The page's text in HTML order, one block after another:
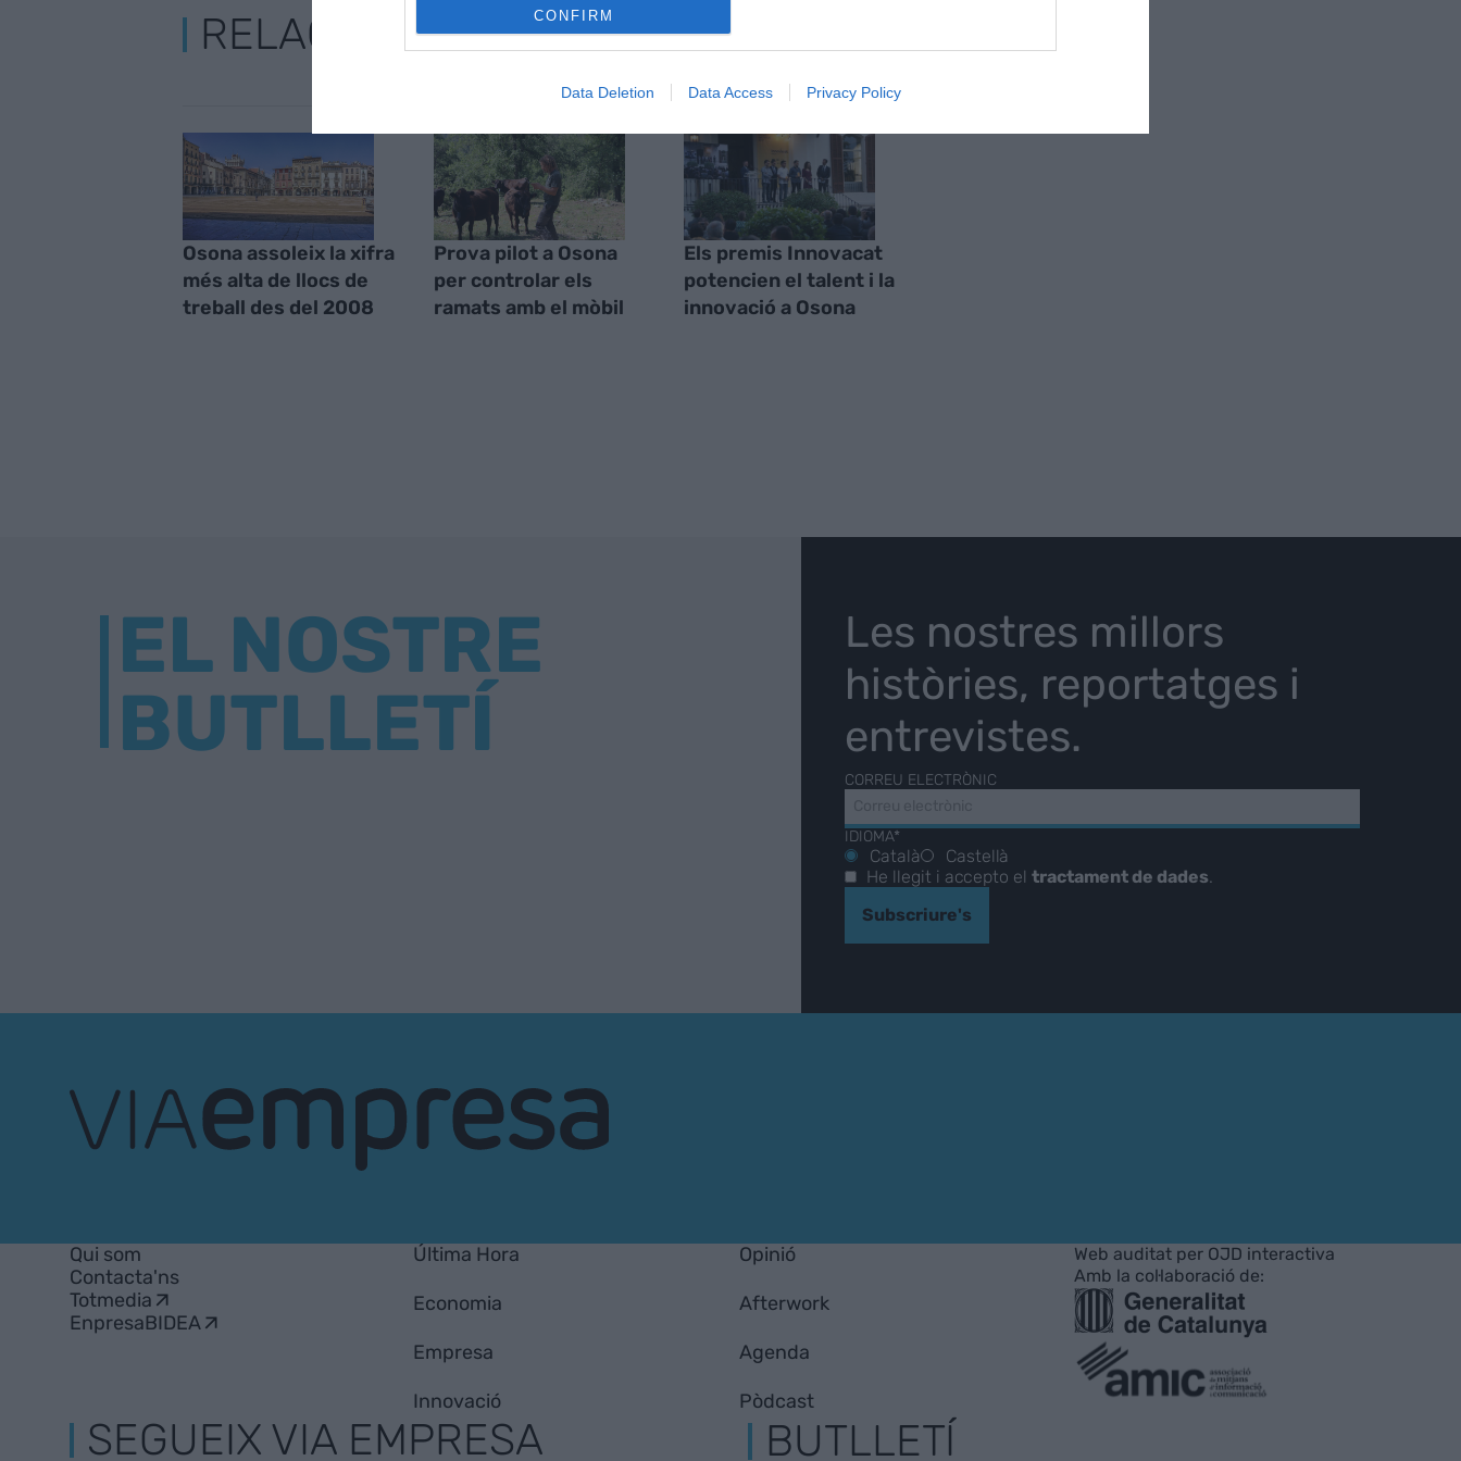
CONFIRM
Data Deletion Data Access Privacy Policy
RELACIONADES
Osona assoleix la xifra
més alta de llocs de
treball des del 2008
Prova pilot a Osona
per controlar els
ramats amb el mòbil
Els premis Innovacat
potencien el talent i la
innovació a Osona
EL NOSTRE
BUTLLETÍ
Les nostres millors
històries, reportatges i
entrevistes.
CORREU ELECTRÒNIC
IDIOMA*
Català
Castellà
He llegit i accepto el tractament de dades.
Subscriure's
Qui som
Contacta'ns
Totmedia
EnpresaBIDEA
Última Hora
Economia
Empresa
Innovació
Opinió
Afterwork
Agenda
Pòdcast
Web auditat per OJD interactiva
Amb la col·laboració de:
SEGUEIX VIA EMPRESA BUTLLETÍ